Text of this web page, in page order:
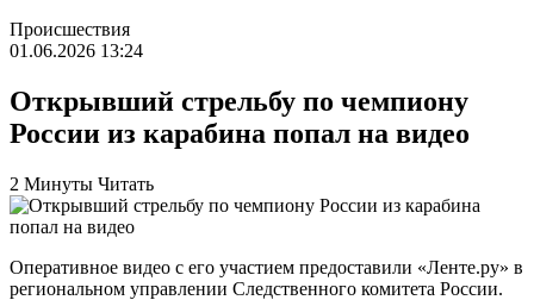
Происшествия
01.06.2026 13:24
Открывший стрельбу по чемпиону
России из карабина попал на видео
2 Минуты Читать
Оперативное видео с его участием предоставили «Ленте.ру» в
региональном управлении Следственного комитета России.